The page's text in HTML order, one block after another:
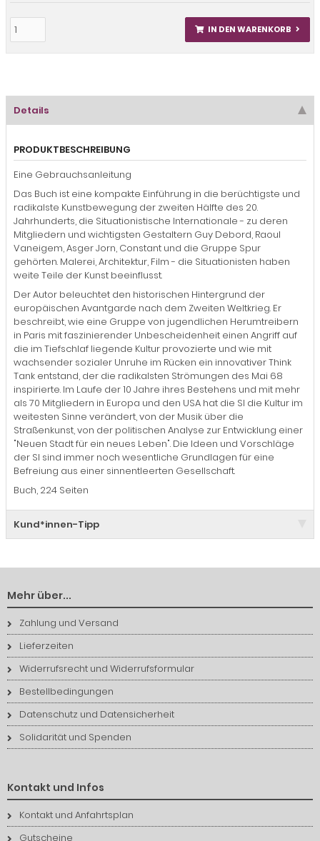
IN DEN WARENKORB
Details
PRODUKTBESCHREIBUNG
Eine Gebrauchsanleitung
Das Buch ist eine kompakte Einführung in die berüchtigste und
radikalste Kunstbewegung der zweiten Hälfte des 20.
Jahrhunderts, die Situationistische Internationale - zu deren
Mitgliedern und wichtigsten Gestaltern Guy Debord, Raoul
Vaneigem, Asger Jorn, Constant und die Gruppe Spur
gehörten. Malerei, Architektur, Film - die Situationisten haben
weite Teile der Kunst beeinflusst.
Der Autor beleuchtet den historischen Hintergrund der
europäischen Avantgarde nach dem Zweiten Weltkrieg. Er
beschreibt, wie eine Gruppe von jugendlichen Herumtreibern
in Paris mit faszinierender Unbescheidenheit einen Angriff auf
die im Tiefschlaf liegende Kultur provozierte und wie mit
wachsender sozialer Unruhe im Rücken ein innovativer Think
Tank entstand, der die radikalsten Strömungen des Mai 68
inspirierte. Im Laufe der 10 Jahre ihres Bestehens und mit mehr
als 70 Mitgliedern in Europa und den USA hat die SI die Kultur im
weitesten Sinne verändert, von der Musik über die
Straßenkunst, von der politischen Analyse zur Entwicklung einer
"Neuen Stadt für ein neues Leben". Die Ideen und Vorschläge
der SI sind immer noch wesentliche Grundlagen für eine
Befreiung aus einer sinnentleerten Gesellschaft.
Buch, 224 Seiten
Kund*innen-Tipp
Mehr über...
Zahlung und Versand
Lieferzeiten
Widerrufsrecht und Widerrufsformular
Bestellbedingungen
Datenschutz und Datensicherheit
Solidarität und Spenden
Kontakt und Infos
Kontakt und Anfahrtsplan
Gutscheine